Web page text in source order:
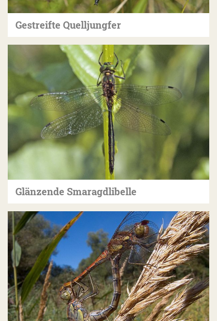
Gestreifte Quelljungfer
Glänzende Smaragdlibelle